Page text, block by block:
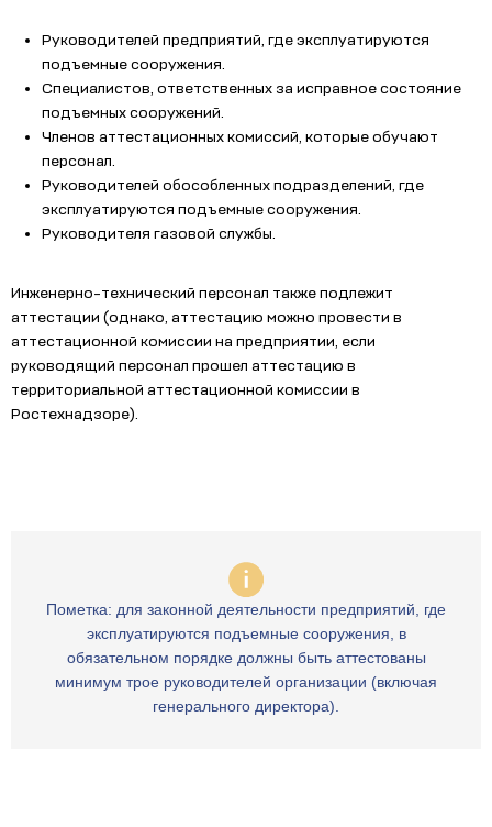
Руководителей предприятий, где эксплуатируются
подъемные сооружения.
Специалистов, ответственных за исправное состояние
подъемных сооружений.
Членов аттестационных комиссий, которые обучают
персонал.
Руководителей обособленных подразделений, где
эксплуатируются подъемные сооружения.
Руководителя газовой службы.
Инженерно-технический персонал также подлежит
аттестации (однако, аттестацию можно провести в
аттестационной комиссии на предприятии, если
руководящий персонал прошел аттестацию в
территориальной аттестационной комиссии в
Ростехнадзоре).
Пометка: для законной деятельности предприятий, где
эксплуатируются подъемные сооружения, в
обязательном порядке должны быть аттестованы
минимум трое руководителей организации (включая
генерального директора).